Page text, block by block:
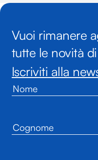
Vuoi rimanere
tutte le novità
Iscriviti alla